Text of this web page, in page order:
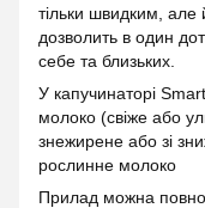
тільки швидким,
дозволить в один
себе та близьких.
У капучинаторі
молоко (свіже або
знежирене або зі
рослинне молоко
Прилад можна